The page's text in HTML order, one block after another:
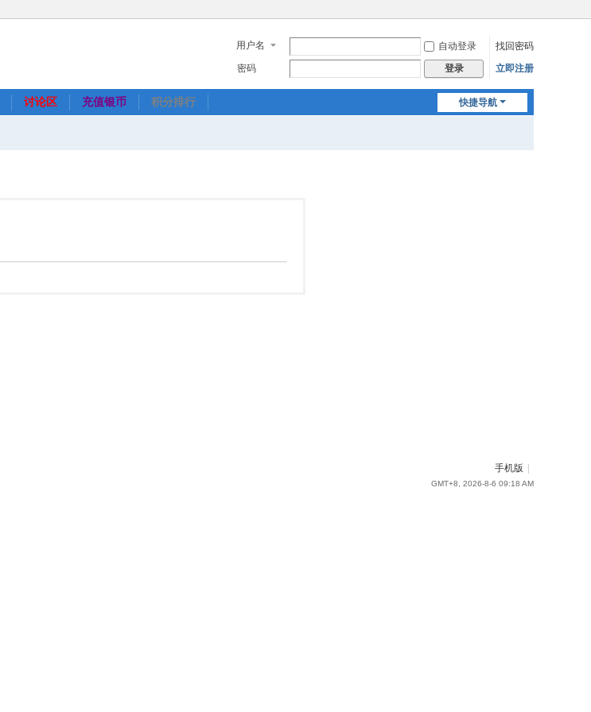
用户名 自动登录
找回密码
密码
登录 立即注册
快捷导航
讨论区 充值银币 积分排行
手机版
GMT+8, 2026-8-6 09:18 AM